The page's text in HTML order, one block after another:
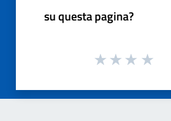
su questa pagina?